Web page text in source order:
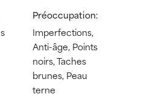
Préoccupation:
Imperfections,
Anti-âge, Points
noirs, Taches
brunes, Peau
terne